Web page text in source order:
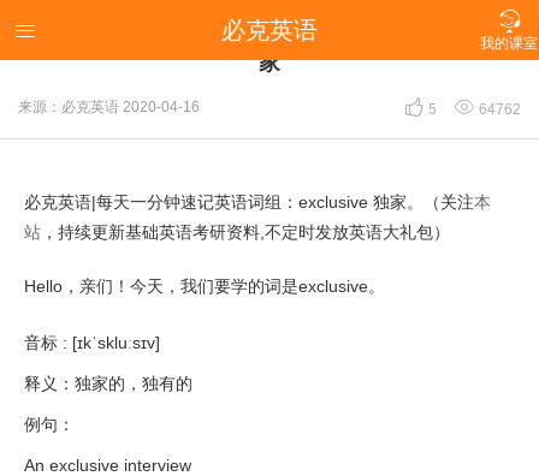

我的课室
 必克英语
必克英语|每天一分钟速记英语词组：exclusive 独
家
来源：必克英语 2020-04-16  5  64762
必克英语|每天一分钟速记英语词组：exclusive 独家。（关注本
站 ，持续更新基础英语考研资料,不定时发放英语大礼包）
Hello，亲们！今天，我们要学的词是exclusive。
音标 : [ɪkˈskluːsɪv]
释义：独家的，独有的
例句：
An exclusive interview